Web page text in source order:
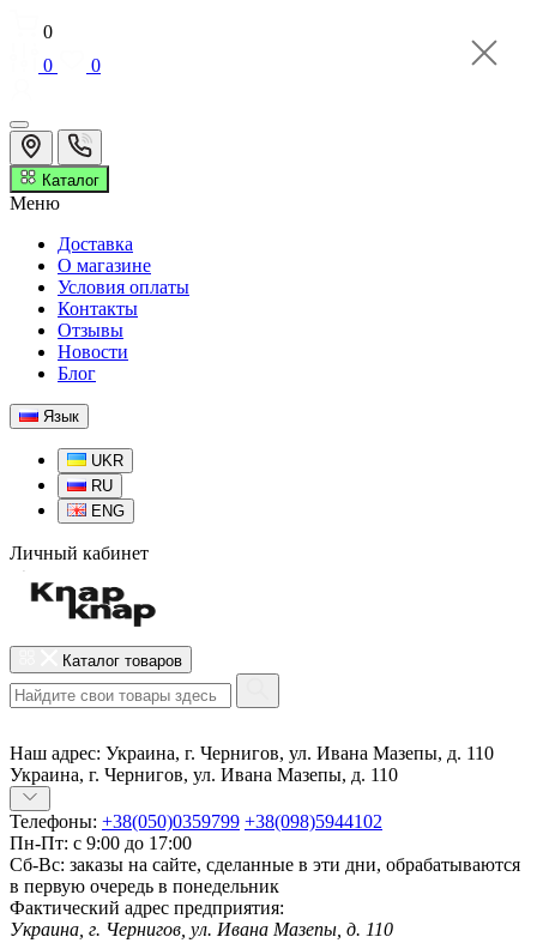
0
0
0
Каталог
Меню
Доставка
О магазине
Условия оплаты
Контакты
Отзывы
Новости
Блог
Язык
UKR
RU
ENG
Личный кабинет
Каталог товаров
Наш адрес: Украина, г. Чернигов, ул. Ивана Мазепы, д. 110
Украина, г. Чернигов, ул. Ивана Мазепы, д. 110
Телефоны: +38(050)0359799 +38(098)5944102
Пн-Пт: с 9:00 до 17:00
Сб-Вс: заказы на сайте, сделанные в эти дни, обрабатываются
в первую очередь в понедельник
Фактический адрес предприятия:
Украина, г. Чернигов, ул. Ивана Мазепы, д. 110